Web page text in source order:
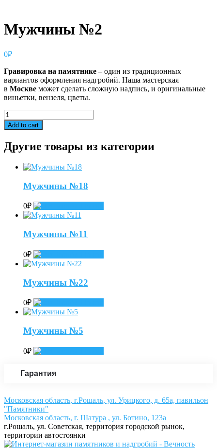
Мужчины №2
0₽
Гравировка на памятнике – один из традиционных
вариантов оформления надгробий. Наша мастерская
в Москве может сделать сложную надпись, и оригинальные
виньетки, вензеля, цветы.
Мужчины
№2
quantity
Add to cart
Другие товары из категории
Мужчины №18
0₽
Мужчины №11
0₽
Мужчины №22
0₽
Мужчины №5
0₽
Гарантия
Московская область, г.Рошаль, ул. Урицкого, д. 65а, павильон
"Памятники"
Московская область, г. Шатура , ул. Ботино, 123а
г.Рошаль, ул. Советская, территория городской рынок,
территории автостоянки